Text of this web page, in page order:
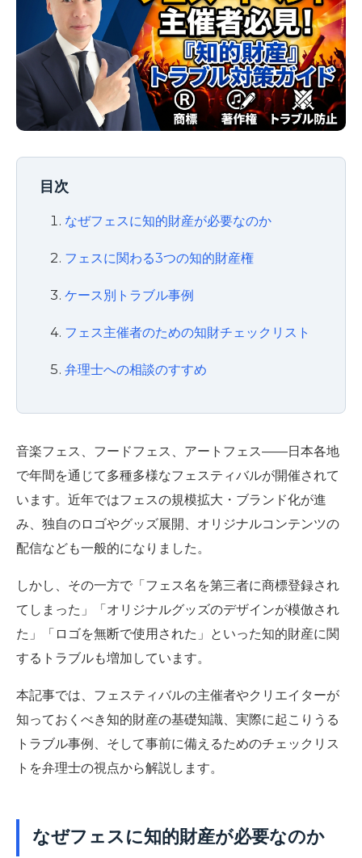
目次
なぜフェスに知的財産が必要なのか
フェスに関わる3つの知的財産権
ケース別トラブル事例
フェス主催者のための知財チェックリスト
弁理士への相談のすすめ
音楽フェス、フードフェス、アートフェス——日本各地
で年間を通じて多種多様なフェスティバルが開催されて
います。近年ではフェスの規模拡大・ブランド化が進
み、独自のロゴやグッズ展開、オリジナルコンテンツの
配信なども一般的になりました。
しかし、その一方で「フェス名を第三者に商標登録され
てしまった」「オリジナルグッズのデザインが模倣され
た」「ロゴを無断で使用された」といった知的財産に関
するトラブルも増加しています。
本記事では、フェスティバルの主催者やクリエイターが
知っておくべき知的財産の基礎知識、実際に起こりうる
トラブル事例、そして事前に備えるためのチェックリス
トを弁理士の視点から解説します。
なぜフェスに知的財産が必要なのか